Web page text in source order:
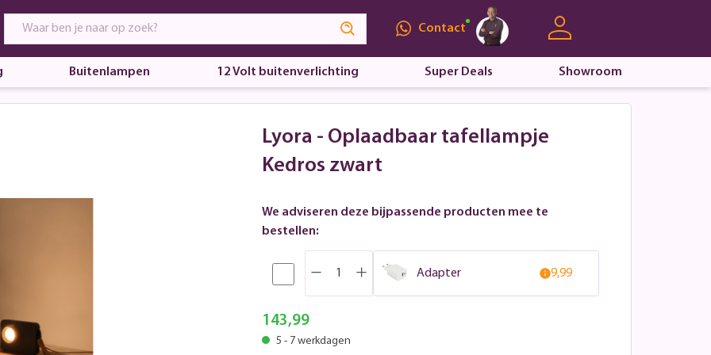
Contact
Buitenlampen 12 Volt buitenverlichting Super Deals Showroom
Lyora - Oplaadbaar tafellampje
Kedros zwart
We adviseren deze bijpassende producten mee te
bestellen:
Adapter 9,99
143,99
5 - 7 werkdagen